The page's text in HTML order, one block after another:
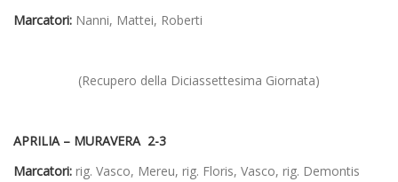
Marcatori: Nanni, Mattei, Roberti
(Recupero della Diciassettesima Giornata)
APRILIA – MURAVERA 2-3
Marcatori: rig. Vasco, Mereu, rig. Floris, Vasco, rig. Demontis